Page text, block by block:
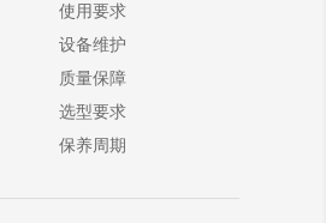
使用要求
设备维护
质量保障
选型要求
保养周期